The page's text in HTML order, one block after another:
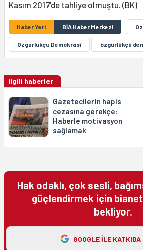
Kasım 2017’de tahliye olmuştu. (BK)
Haber Yeri BİA Haber Merkezi
Ozgurlukçu Demokrasî özgürlükçü
ilgili haberler
Gazetecilerin hapis
cezasına gerekçe:
Haberle motivasyon
sağlamak
Hak odaklı, çok sesli,
güçlendirmek için
bekliyor.
GOOGLE ILE